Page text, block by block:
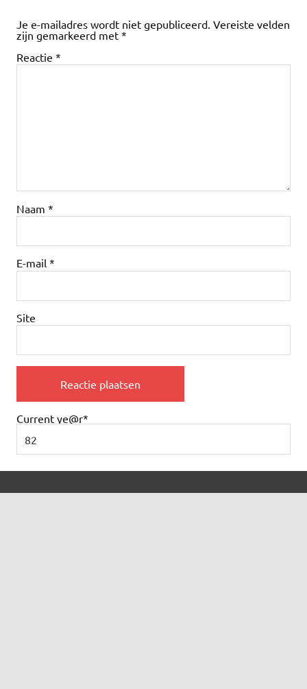
Je e-mailadres wordt niet gepubliceerd. Vereiste velden
zijn gemarkeerd met *
Reactie *
Naam *
E-mail *
Site
Current ye@r*